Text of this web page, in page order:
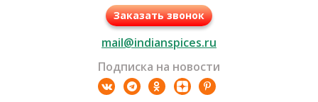
Заказать звонок
mail@indianspices.ru
Подписка на новости